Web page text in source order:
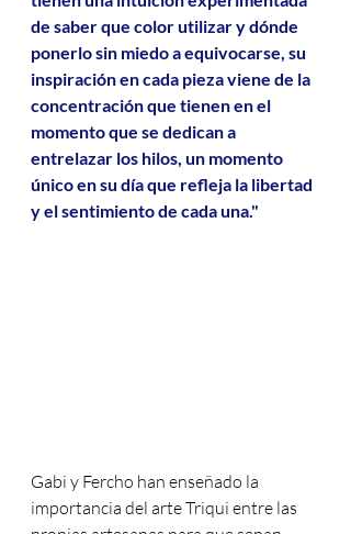
de saber que color utilizar y dónde
ponerlo sin miedo a equivocarse, su
inspiración en cada pieza viene de la
concentración que tienen en el
momento que se dedican a
entrelazar los hilos, un momento
único en su día que refleja la libertad
y el sentimiento de cada una."
Gabi y Fercho han enseñado la
importancia del arte Triqui entre las